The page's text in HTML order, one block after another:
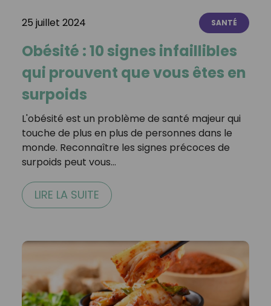
25 juillet 2024 SANTÉ
Obésité : 10 signes infaillibles
qui prouvent que vous êtes en
surpoids
L'obésité est un problème de santé majeur qui
touche de plus en plus de personnes dans le
monde. Reconnaître les signes précoces de
surpoids peut vous…
LIRE LA SUITE